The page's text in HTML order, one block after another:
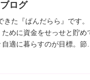
ログ
た『ぱんだらら』です。
めに資金をせっせと貯め
適に暮らすのが目標。節